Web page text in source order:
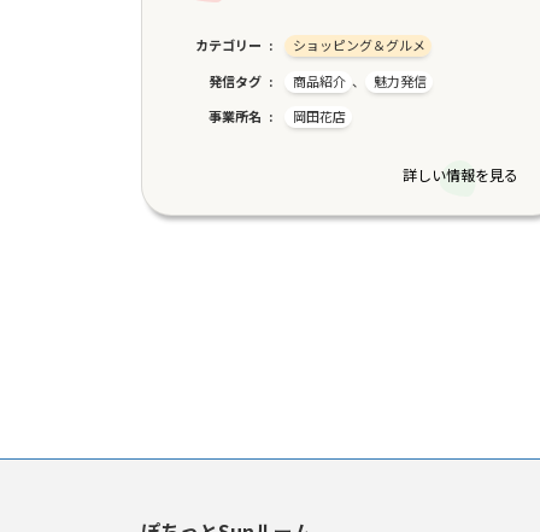
カテゴリー
ショッピング＆グルメ
発信タグ
商品紹介 、
魅力発信
事業所名
岡田花店
詳しい情報を見る
ペ